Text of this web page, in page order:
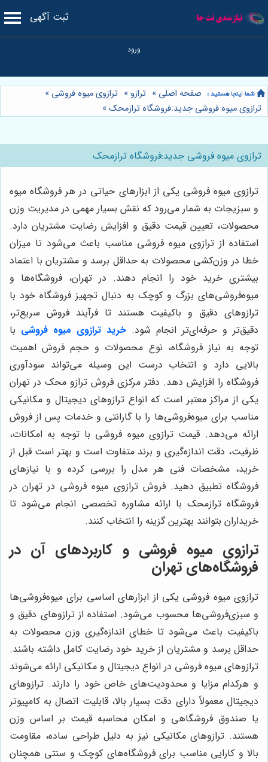
ثبت آگهی
صفحه اصلی » ترازو » ترازوی میوه فروشی »
ترازوی میوه فروشی جدید:فروشگاه ترازمحک»
ترازوی میوه فروشی جدید:فروشگاه ترازمحک
ترازوی میوه فروشی یکی از ابزارهای حیاتی در هر فروشگاه میوه
و سبزیجات به شمار می‌رود که نقش بسیار مهمی در مدیریت وزن
محصولات، تعیین قیمت دقیق و افزایش رضایت مشتریان دارد.
استفاده از ترازوی میوه فروشی مناسب باعث می‌شود تا میزان
خطا در وزن‌کشی محصولات به حداقل برسد و مشتریان با اعتماد
بیشتری خرید خود را انجام دهند. در تهران، فروشگاه‌ها و
میوه‌فروشی‌های بزرگ و کوچک به دنبال تجهیز فروشگاه خود با
ترازوهای دقیق و باکیفیت هستند تا فرآیند فروش سریع‌تر،
دقیق‌تر و حرفه‌ای‌تر انجام شود. خرید ترازوی میوه فروشی با
توجه به نیاز فروشگاه، نوع محصولات و حجم فروش اهمیت
بالایی دارد و انتخاب درست این وسیله می‌تواند سودآوری
فروشگاه را افزایش دهد. دفتر مرکزی فروش ترازو محک در تهران
یکی از مراکز معتبر است که انواع ترازوهای دیجیتال و مکانیکی
مناسب برای میوه‌فروشی‌ها را با گارانتی و خدمات پس از فروش
ارائه می‌دهد. قیمت ترازوی میوه فروشی با توجه به امکانات،
ظرفیت، دقت اندازه‌گیری و برند متفاوت است و بهتر است قبل از
خرید، مشخصات فنی هر مدل را بررسی کرده و با نیازهای
فروشگاه تطبیق دهید. فروش ترازوی میوه فروشی در تهران در
فروشگاه ترازمحک با ارائه مشاوره تخصصی انجام می‌شود تا
خریداران بتوانند بهترین گزینه را انتخاب کنند.
ترازوی میوه فروشی و کاربردهای آن در
فروشگاه‌های تهران
ترازوی میوه فروشی یکی از ابزارهای اساسی برای میوه‌فروشی‌ها
و سبزی‌فروشی‌ها محسوب می‌شود. استفاده از ترازوهای دقیق و
باکیفیت باعث می‌شود تا خطای اندازه‌گیری وزن محصولات به
حداقل برسد و مشتریان از خرید خود رضایت کامل داشته باشند.
ترازوهای میوه فروشی در انواع دیجیتال و مکانیکی ارائه می‌شوند
و هرکدام مزایا و محدودیت‌های خاص خود را دارند. ترازوهای
دیجیتال معمولاً دارای دقت بسیار بالا، قابلیت اتصال به کامپیوتر
یا صندوق فروشگاهی و امکان محاسبه قیمت بر اساس وزن
هستند. ترازوهای مکانیکی نیز به دلیل طراحی ساده، مقاومت
بالا و کارایی مناسب برای فروشگاه‌های کوچک و سنتی همچنان